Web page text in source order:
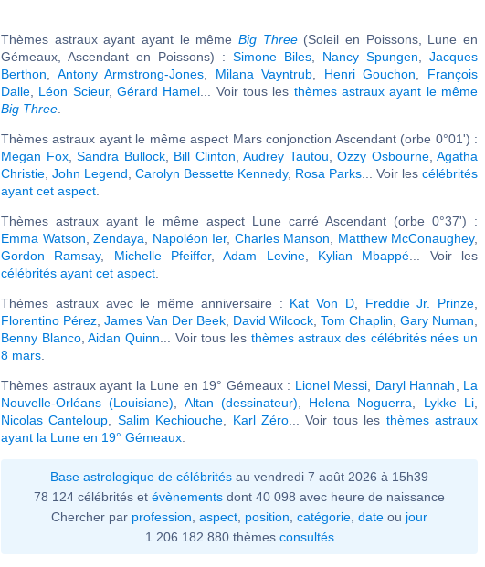
Thèmes astraux ayant ayant le même Big Three(Soleil en Poissons, Lune en
Gémeaux, Ascendant en Poissons) : Simone Biles Nancy Spungen
Jacques
Berthon
Antony Armstrong-Jones Milana Vayntrub Henri Gouchon
François
Dalle
Léon Scieur,Gérard Hamel ... Voir tous les thèmes astraux ayant le même
Big Three
Thèmes astraux ayant le même aspect Mars conjonction Ascendant (orbe 0°01') :
Megan Fox, Sandra Bullock, Bill Clinton Audrey Tautou Ozzy Osbourne, Agatha
Christie John Legend Carolyn Bessette Kennedy, Rosa Parks ... Voir les célébrités
ayant cet aspect
Thèmes astraux ayant le même aspect Lune carré Ascendant (orbe 0°37') :
Emma Watson Zendaya Napoléon Ier, Charles Manson Matthew McConaughey,
Gordon Ramsay, Michelle Pfeiffer,Adam Levine, Kylian Mbappé ... Voir les
célébrités ayant cet aspect
Thèmes astraux avec le même anniversaire : Kat Von D, Freddie Jr. Prinze
Florentino Pérez James Van Der Beek David Wilcock Tom Chaplin Gary Numan
Benny Blanco,Aidan Quinn ... Voir tous les thèmes astraux des célébrités nées un
8 mars
Thèmes astraux ayant la Lune en 19° Gémeaux : Lionel Messi Daryl Hannah
La
Nouvelle-Orléans (Louisiane)
Altan (dessinateur) Helena Noguerra Lykke Li
Nicolas Canteloup
Salim Kechiouche Karl Zéro ... Voir tous les thèmes astraux
ayant la Lune en 19° Gémeaux
Base astrologique de célébrités au vendredi 7 août 2026 à 15h39
78 124 célébrités et évènements dont 40 098 avec heure de naissance
Chercher par profession aspect position catégorie date ou jour
1 206 182 880 thèmes consultés